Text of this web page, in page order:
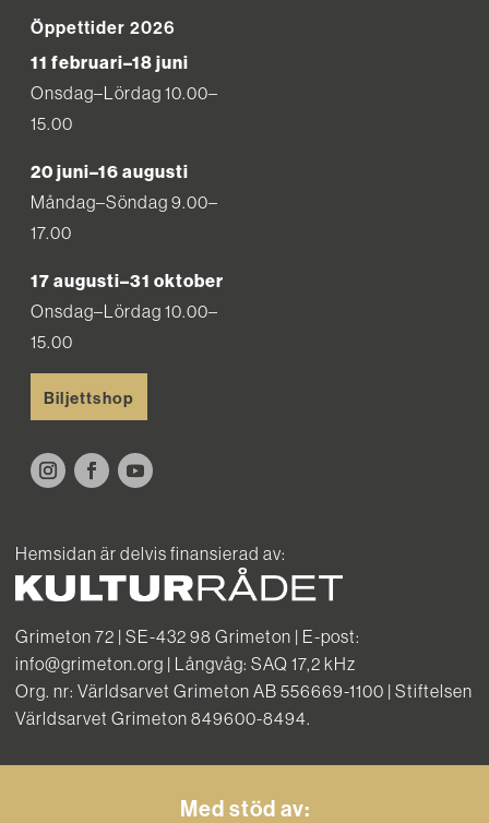
Öppettider 2026
11 februari–18 juni
Onsdag–Lördag 10.00–
15.00
20 juni–16 augusti
Måndag–Söndag 9.00–
17.00
17 augusti–31 oktober
Onsdag–Lördag 10.00–
15.00
Biljettshop
Hemsidan är delvis finansierad av:
Grimeton 72 | SE-432 98 Grimeton | E-post:
info@grimeton.org | Långvåg: SAQ 17,2 kHz
Org. nr: Världsarvet Grimeton AB 556669-1100 | Stiftelsen
Världsarvet Grimeton 849600-8494.
Med stöd av: